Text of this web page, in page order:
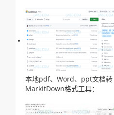
本地pdf、Word、ppt文档转
MarkItDown格式工具：